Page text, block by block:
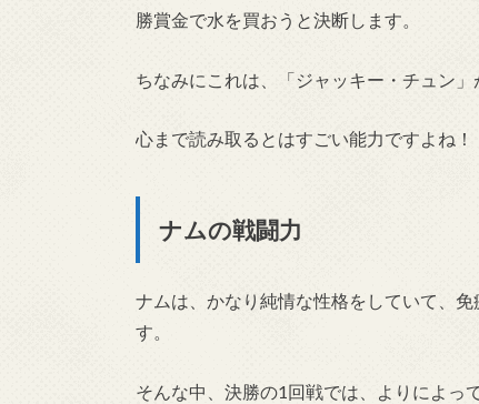
勝賞金で水を買おうと決断します。
ちなみにこれは、「ジャッキー・チュン
心まで読み取るとはすごい能力ですよね！
ナムの戦闘力
ナムは、かなり純情な性格をしていて、
す。
そんな中、決勝の1回戦では、よりによっ